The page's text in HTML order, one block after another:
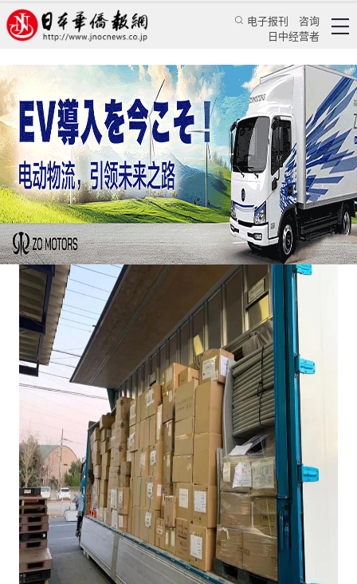
电子报刊
咨询
日中经营者
旅日华商青海携手辛有志再次包专机援武汉
蒋丰 华人新闻 文化风采
日本新华侨报 2020/2/16 11:00:31